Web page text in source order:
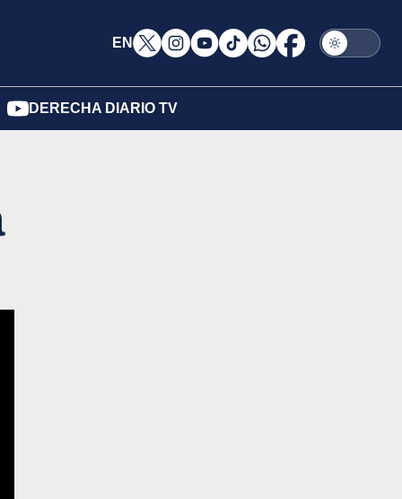
EN
DERECHA DIARIO TV